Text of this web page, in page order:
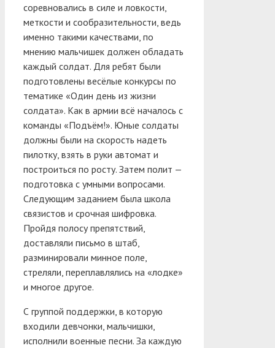
соревновались в силе и ловкости,
меткости и сообразительности, ведь
именно такими качествами, по
мнению мальчишек должен обладать
каждый солдат. Для ребят были
подготовлены весёлые конкурсы по
тематике «Один день из жизни
солдата». Как в армии всё началось с
команды «Подъём!». Юные солдаты
должны были на скорость надеть
пилотку, взять в руки автомат и
построиться по росту. Затем полит —
подготовка с умными вопросами.
Следующим заданием была школа
связистов и срочная шифровка.
Пройдя полосу препятствий,
доставляли письмо в штаб,
разминировали минное поле,
стреляли, переплавлялись на «лодке»
и многое другое.
С группой поддержки, в которую
входили девчонки, мальчишки,
исполнили военные песни. За каждую